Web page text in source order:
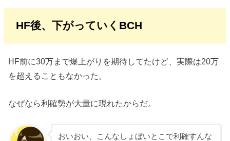
HF後、下がっていくBCH
HF前に30万まで爆上がりを期待してたけど、実際は20万
を超えることもなかった。
なぜなら利確勢が大量に現れたからだ。
おいおい、こんなしょぼいとこで利確すんな